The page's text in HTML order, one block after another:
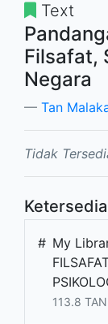
Text
Filsafat,
Negara
Tan
Tidak
# My
113.8